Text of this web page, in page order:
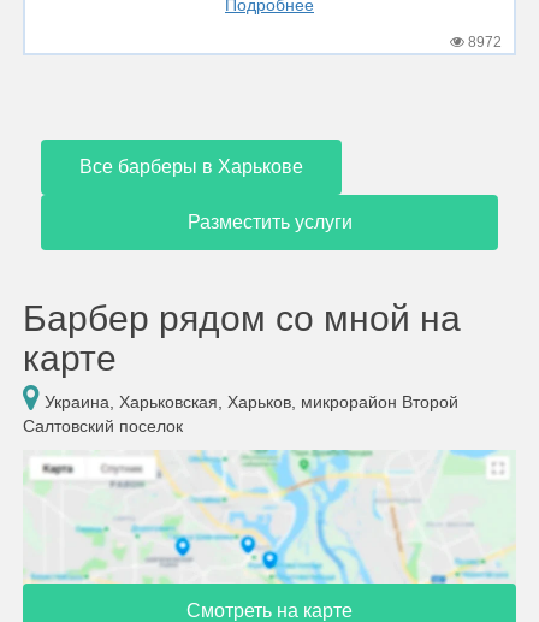
Подробнее
8972
Все барберы в Харькове
Разместить услуги
Барбер рядом со мной на
карте
Украина, Харьковская, Харьков, микрорайон Второй
Салтовский поселок
Смотреть на карте